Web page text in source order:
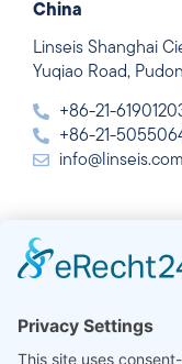
China
Linseis Shanghai
Yuqiao Road,
+86-21-
+86-21-
India
Delhi